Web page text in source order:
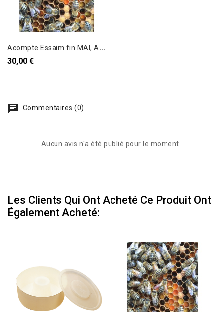
A
compte Essaim fin MAI, Abeilles Carnica
30,00 €
Commentaires (0)
Aucun avis n'a été publié pour le moment.
Les Clients Qui Ont Acheté Ce Produit Ont
Également Acheté: